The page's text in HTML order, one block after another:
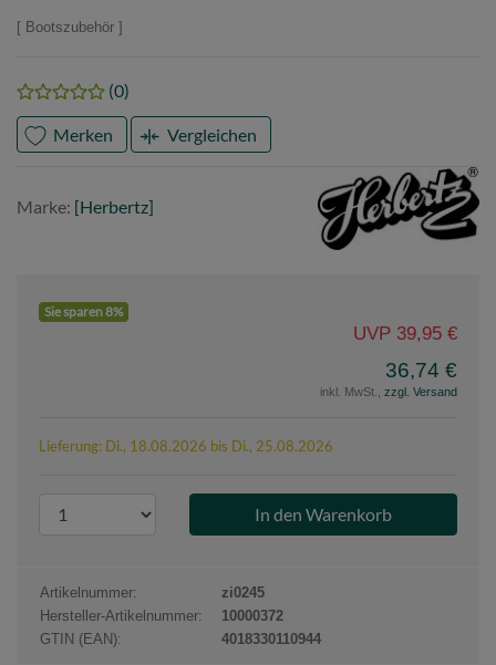
Bootszubehör
(0)
Merken Vergleichen
Marke: [Herbertz]
Marke
Herbertz
Sie sparen 8%
UVP 39,95 €
36,74 €
inkl. MwSt., zzgl. Versand
Lieferung: Di., 18.08.2026 bis Di., 25.08.2026
r
d
u
k
Artikelnummer:
zi0245
Hersteller-Artikelnummer:
10000372
GTIN (EAN):
4018330110944